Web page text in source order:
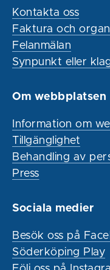
Kontakta oss
Faktura och
Felanmälan
Synpunkt eller
Om webbplatsen
Information om
Tillgänglighet
Behandling av
Press
Sociala medier
Besök oss på
Söderköping Play